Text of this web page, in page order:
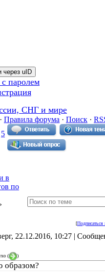
через uID
паролем
СНГ и мире
· Правила форума · Поиск ·
5
в
по
[Подписаться
22.12.2016, 10:27 |
( )
образом?